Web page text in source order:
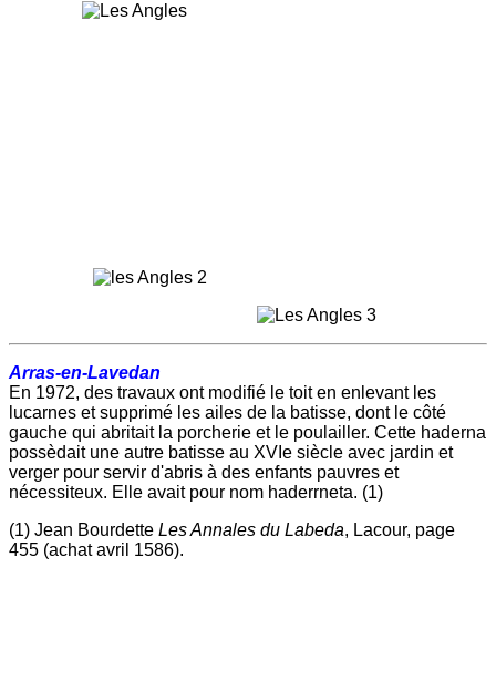
Arras-en-Lavedan
En 1972, des travaux ont modifié le toit en enlevant les
lucarnes et supprimé les ailes de la batisse, dont le côté
gauche qui abritait la porcherie et le poulailler. Cette haderna
possèdait une autre batisse au XVIe siècle avec jardin et
verger pour servir d'abris à des enfants pauvres et
nécessiteux. Elle avait pour nom haderrneta. (1)
(1) Jean Bourdette Les Annales du Labeda, Lacour, page
455 (achat avril 1586).